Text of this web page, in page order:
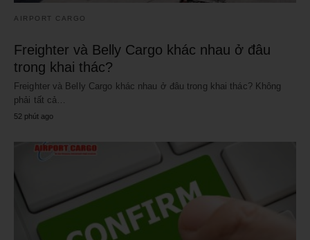
AIRPORT CARGO
Freighter và Belly Cargo khác nhau ở đâu
trong khai thác?
Freighter và Belly Cargo khác nhau ở đâu trong khai thác? Không
phải tất cả…
52 phút ago